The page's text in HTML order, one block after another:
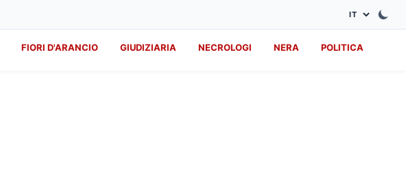
FIORI D'ARANCIO GIUDIZIARIA NECROLOGI NERA POLITICA